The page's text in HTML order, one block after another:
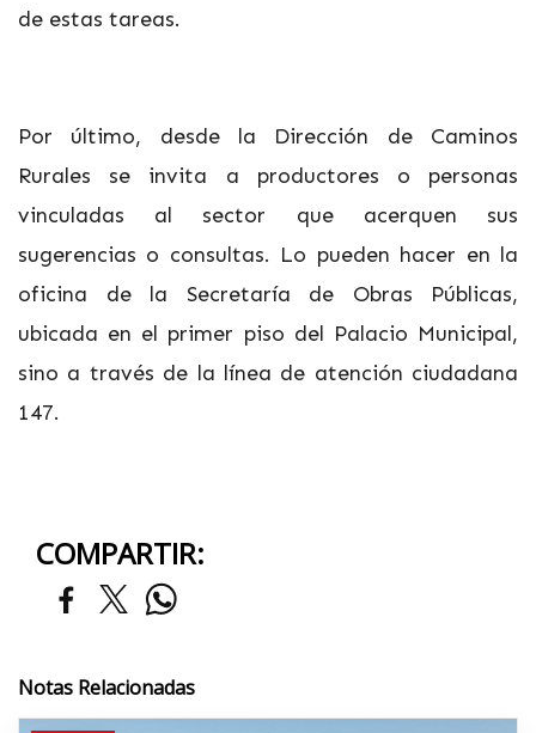
de estas tareas.
Por último, desde la Dirección de Caminos
Rurales se invita a productores o personas
vinculadas al sector que acerquen sus
sugerencias o consultas. Lo pueden hacer en la
oficina de la Secretaría de Obras Públicas,
ubicada en el primer piso del Palacio Municipal,
sino a través de la línea de atención ciudadana
147.
COMPARTIR:
Notas Relacionadas